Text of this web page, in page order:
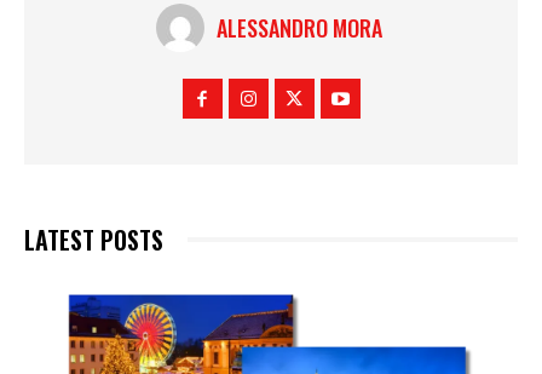
ALESSANDRO MORA
LATEST POSTS